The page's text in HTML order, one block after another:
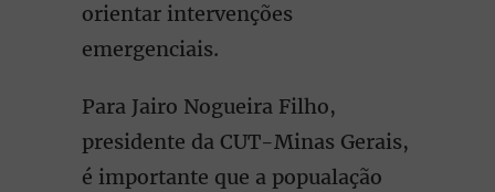
orientar intervenções
emergenciais.
Para Jairo Nogueira Filho,
presidente da CUT-Minas Gerais,
é importante que a popualação